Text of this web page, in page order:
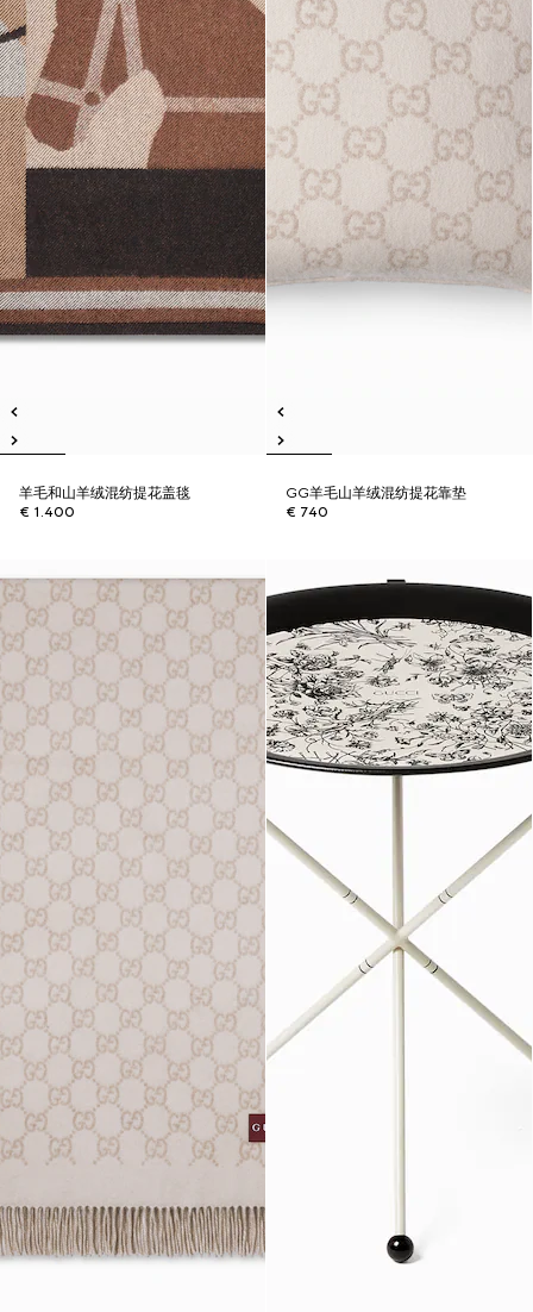
羊毛和山羊绒混纺提花盖毯
€ 1.400
GG羊毛山羊绒混纺提花靠垫
€ 740